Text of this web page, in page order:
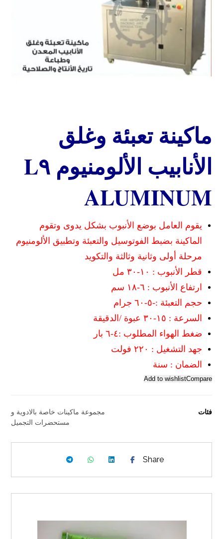
ماكينة تعبئة وغلق
الأنابيب الألومنيوم L٩
ALUMINUM
يقوم العامل بوضع الأنبوب بشكل يدوى وتقوم
الماكينة بضبط الفوتوسيل والتعبئة وتطبيق الألومنيوم
مرحلة أولى وثانية وثالثة والتكويد
قطر الأنبوب : ١٠-٣٠ مل
ارتفاع الأنبوب : ٦-١٨ سم
حجم التعبئة :-٥-٦٠ جرام
السرعة : ١٥-٣٠ عبوة /الدقيقة
ضغط الهواء المطلوب :٤-٦ بار
جهد التشغيل : ٢٢٠ فولت
الضمان : سنة
Compare
Add to wishlist
فئات
مجموعة ماكينات خاصة بالادوية و
مستحضرات التجميل